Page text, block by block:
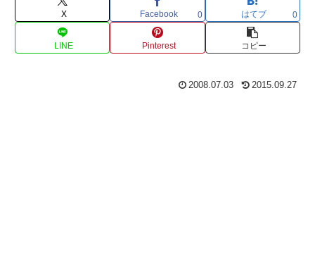
X Facebook 0 はてブ 0
LINE Pinterest コピー
2008.07.03 2015.09.27